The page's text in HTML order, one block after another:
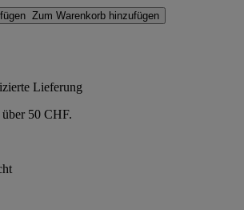
Zum Warenkorb hinzufügen
Lieferung
50 CHF.